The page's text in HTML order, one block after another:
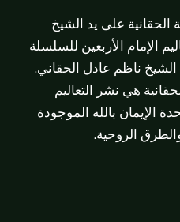
على يد الشيخ
الإمام الأربعين للسلسلة
الشيخ ناظم عادل الحقاني.
هي نشر التعاليم
الإيمان بالله الموجودة
الروحية.